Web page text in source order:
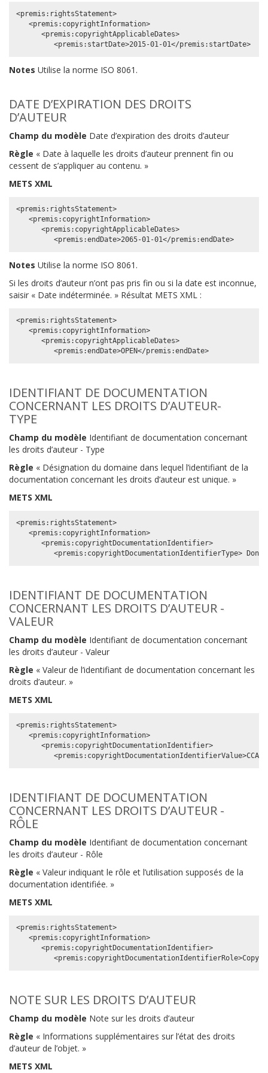
<premis:rightsStatement>
   <premis:copyrightInformation>
      <premis:copyrightApplicableDates>
Notes Utilise la norme ISO 8061.
DATE D’EXPIRATION DES DROITS
D’AUTEUR
Champ du modèle Date d’expiration des droits d’auteur
Règle « Date à laquelle les droits d’auteur prennent fin ou
cessent de s’appliquer au contenu. »
METS XML
<premis:rightsStatement>
   <premis:copyrightInformation>
      <premis:copyrightApplicableDates>
Notes Utilise la norme ISO 8061.
Si les droits d’auteur n’ont pas pris fin ou si la date est inconnue,
saisir « Date indéterminée. » Résultat METS XML :
<premis:rightsStatement>
   <premis:copyrightInformation>
      <premis:copyrightApplicableDates>
IDENTIFIANT DE DOCUMENTATION
CONCERNANT LES DROITS D’AUTEUR-
TYPE
Champ du modèle Identifiant de documentation concernant
les droits d’auteur - Type
Règle « Désignation du domaine dans lequel l’identifiant de la
documentation concernant les droits d’auteur est unique. »
METS XML
<premis:rightsStatement>
   <premis:copyrightInformation>
      <premis:copyrightDocumentationIdentifier>
IDENTIFIANT DE DOCUMENTATION
CONCERNANT LES DROITS D’AUTEUR -
VALEUR
Champ du modèle Identifiant de documentation concernant
les droits d’auteur - Valeur
Règle « Valeur de l’identifiant de documentation concernant les
droits d’auteur. »
METS XML
<premis:rightsStatement>
   <premis:copyrightInformation>
      <premis:copyrightDocumentationIdentifier>
IDENTIFIANT DE DOCUMENTATION
CONCERNANT LES DROITS D’AUTEUR -
RÔLE
Champ du modèle Identifiant de documentation concernant
les droits d’auteur - Rôle
Règle « Valeur indiquant le rôle et l’utilisation supposés de la
documentation identifiée. »
METS XML
<premis:rightsStatement>
   <premis:copyrightInformation>
      <premis:copyrightDocumentationIdentifier>
NOTE SUR LES DROITS D’AUTEUR
Champ du modèle Note sur les droits d’auteur
Règle « Informations supplémentaires sur l’état des droits
d’auteur de l’objet. »
METS XML